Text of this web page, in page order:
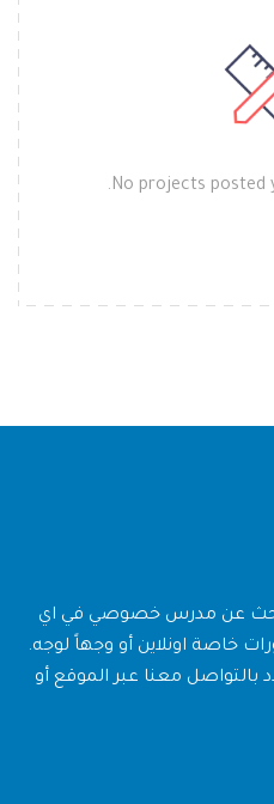
No projects posted
عن مدرس خصوصي في اي
خاصة اونلاين أو وجهاً لوجه.
بالتواصل معنا عبر الموقع أو